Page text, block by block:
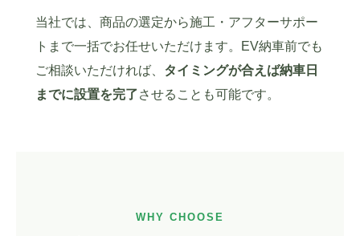
当社では、商品の選定から施工・アフターサポー
トまで一括でお任せいただけます。EV納車前でも
ご相談いただければ、 タイミングが合えば納車日
までに設置を完了させることも可能です。
WHY CHOOSE